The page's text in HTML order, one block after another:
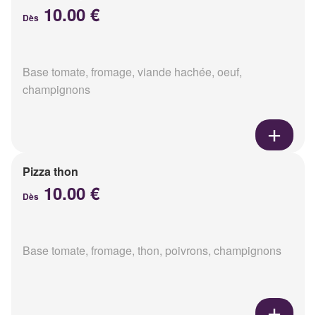
Dès 10.00 €
Base tomate, fromage, viande hachée, oeuf,
champignons
Pizza thon
Dès 10.00 €
Base tomate, fromage, thon, poivrons, champignons